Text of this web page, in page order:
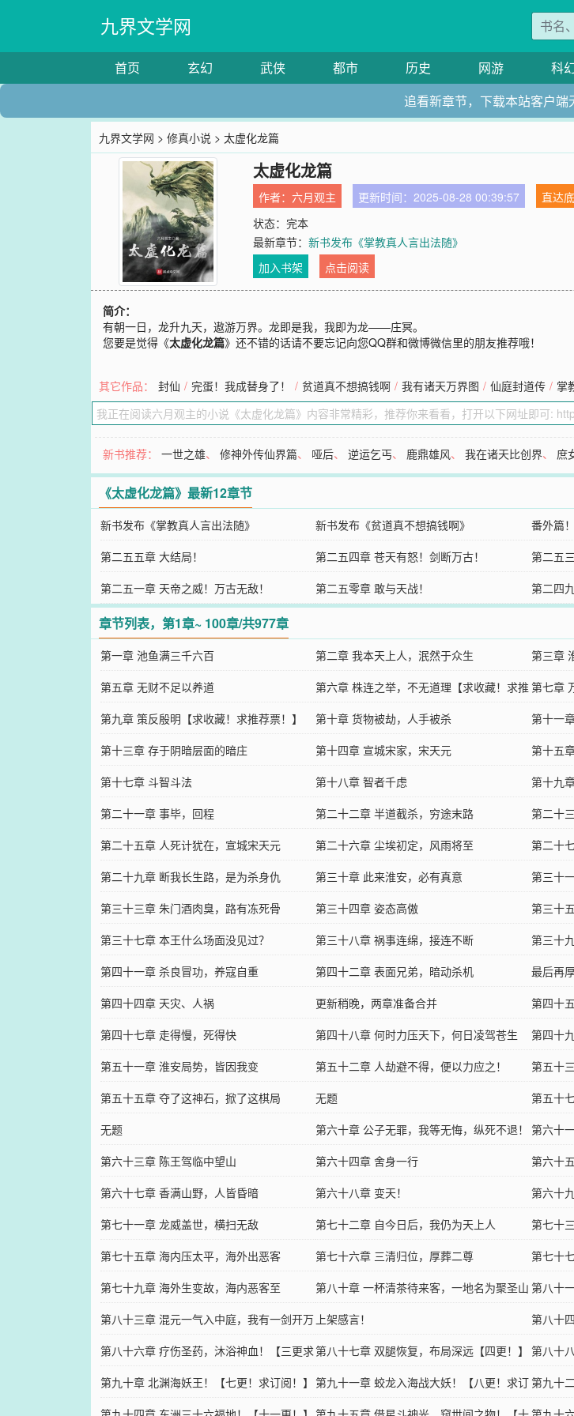
九界文学网
首页 玄幻 武侠 都市 历史 网游 科
追看新章节，下载本站客户端
九界文学网 >修真小说 > 太虚化龙篇
太虚化龙篇
作者：六月观主 更新时间：2025-08-28 00:39:57
直达
状态：完本
最新章节：新书发布《掌教真人言出法随》
加入书架
点击阅读
简介：
有朝一日，龙升九天，遨游万界。龙即是我，我即为龙——庄冥。
您要是觉得《太虚化龙篇》还不错的话请不要忘记向您QQ群和微博微信里的朋友推荐哦！
其它作品： 封仙 / 完蛋！我成替身了！ / 贫道真不想搞钱啊 / 我有诸天万界图 / 仙庭封道传 / 掌
新书推荐：一世之雄、修神外传仙界篇、 哑后、逆运乞丐、 鹿鼎雄风、我在诸天比创界、 庶
《太虚化龙篇》最新12章节
新书发布《掌教真人言出法随》 新书发布《贫道真不想搞钱啊》 番外篇！
第二五五章 大结局！
第二五四章 苍天有怒！剑断万古！ 第二五
第二五一章 天帝之威！万古无敌！
第二五零章 敢与天战！ 第二四
章节列表，第1章~ 100章/共977章
第一章 池鱼满三千六百 第二章 我本天上人，泯然于众生 第三章
第五章 无财不足以养道
第六章 株连之举，不无道理【求收藏！求推
荐票！】
第七章
第九章 策反殷明【求收藏！求推荐票！】
第十章 货物被劫，人手被杀 第十一
第十三章 存于阴暗层面的暗庄
第十四章 宣城宋家，宋天元
第十五
票！】
第十七章 斗智斗法
第十八章 智者千虑 第十九
第二十一章 事毕，回程
第二十二章 半道截杀，穷途末路 第二十
第二十五章 人死计犹在，宣城宋天元
第二十六章 尘埃初定，风雨将至 第二十
第二十九章 断我长生路，是为杀身仇
第三十章 此来淮安，必有真意 第三十
第三十三章 朱门酒肉臭，路有冻死骨
第三十四章 姿态高傲 第三十
第三十七章 本王什么场面没见过？
第三十八章 祸事连绵，接连不断 第三十
第四十一章 杀良冒功，养寇自重
第四十二章 表面兄弟，暗动杀机 最后再
第四十四章 天灾、人祸
更新稍晚，两章准备合并 第四十
第四十七章 走得慢，死得快
第四十八章 何时力压天下，何日凌驾苍生
第四十
敌！
第五十一章 淮安局势，皆因我变
第五十二章 人劫避不得，便以力应之！ 第五十
第五十五章 夺了这神石，掀了这棋局
无题 第五十
无题
第六十章 公子无罪，我等无悔，纵死不退！ 第六十
第六十三章 陈王驾临中望山
第六十四章 舍身一行 第六十
第六十七章 香满山野，人皆昏暗
第六十八章 变天！ 第六十
第七十一章 龙威盖世，横扫无敌
第七十二章 自今日后，我仍为天上人 第七十
第七十五章 海内压太平，海外出恶客 第七十六章 三清归位，厚葬二尊 第七十
第七十九章 海外生变故，海内恶客至
第八十章 一杯清茶待来客，一地名为聚圣山 第八十
第八十三章 混元一气入中庭，我有一剑开万
古！
上架感言！
第八十
求首订
第八十六章 疗伤圣药，沐浴神血！【三更求
订阅！】
第八十七章 双腿恢复，布局深远【四更！】 第八十
第九十章 北渊海妖王！【七更！求订阅！】 第九十一章 蛟龙入海战大妖！【八更！求订第九十